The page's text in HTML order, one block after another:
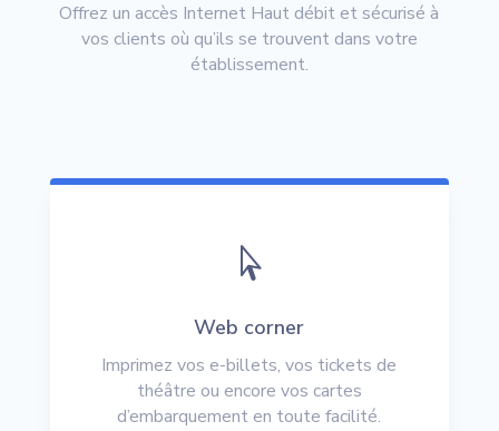
Offrez un accès Internet Haut débit et sécurisé à
vos clients où qu’ils se trouvent dans votre
établissement.

Web corner
Imprimez vos e-billets, vos tickets de
théâtre ou encore vos cartes
d’embarquement en toute facilité.